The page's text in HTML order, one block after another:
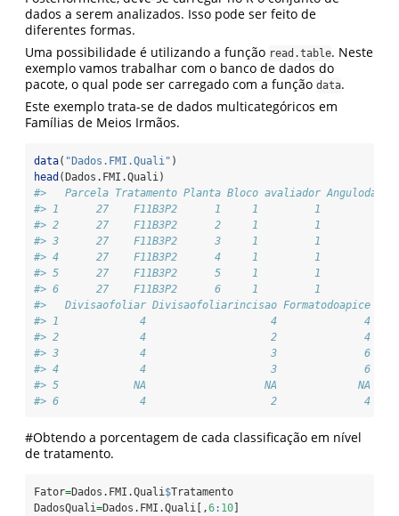
dados a serem analizados. Isso pode ser feito de
diferentes formas.
Uma possibilidade é utilizando a função read.table. Neste
exemplo vamos trabalhar com o banco de dados do
pacote, o qual pode ser carregado com a função data.
Este exemplo trata-se de dados multicategóricos em
Famílias de Meios Irmãos.
data( "Dados.FMI.Quali" )
head (Dados.FMI.Quali)
#>   Parcela Tratamento Planta Bloco avaliador
#> 1      27    F11B3P2      1     1         1
#> 2      27    F11B3P2      2     1         1
#> 3      27    F11B3P2      3     1         1
#> 4      27    F11B3P2      4     1         1
#> 5      27    F11B3P2      5     1         1
#> 6      27    F11B3P2      6     1         1
#>   Divisaofoliar Divisaofoliarincisao Formatodoapice
#> 1             4                    4              4
#> 2             4                    2              4
#> 3             4                    3              6
#> 4             4                    3              6
#> 5            NA                   NA             NA
#> 6             4                    2              4
#Obtendo a porcentagem de cada classificação em nível
de tratamento.
Fator=Dados.FMI.Quali$Tratamento
DadosQuali=Dados.FMI.Quali[,6: 10